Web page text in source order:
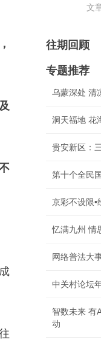
文
往期回顾
专题推荐
乌蒙深处 清
洞天福地 花
贵安新区：
第十个全民
京彩不设限•
忆满九州 情
网络普法大
中关村论坛
智数未来
动